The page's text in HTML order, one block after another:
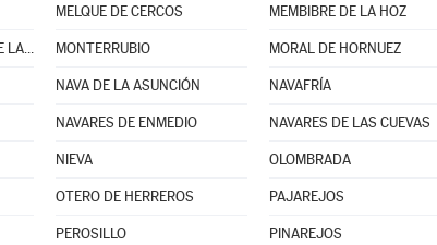
MELQUE DE CERCOS MEMBIBRE DE LA HOZ
MONTEJO DE LA VEGA DE LA SERREZUELA MONTERRUBIO MORAL DE HORNUEZ
NAVA DE LA ASUNCIÓN NAVAFRÍA
NAVARES DE ENMEDIO NAVARES DE LAS CUEVAS
NIEVA OLOMBRADA
OTERO DE HERREROS PAJAREJOS
PEROSILLO PINAREJOS